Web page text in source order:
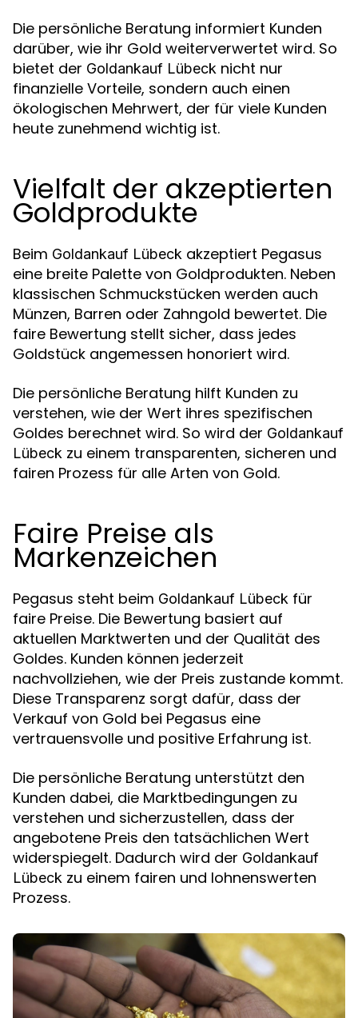
Die persönliche Beratung informiert Kunden
darüber, wie ihr Gold weiterverwertet wird. So
bietet der Goldankauf Lübeck nicht nur
finanzielle Vorteile, sondern auch einen
ökologischen Mehrwert, der für viele Kunden
heute zunehmend wichtig ist.
Vielfalt der akzeptierten
Goldprodukte
Beim Goldankauf Lübeck akzeptiert Pegasus
eine breite Palette von Goldprodukten. Neben
klassischen Schmuckstücken werden auch
Münzen, Barren oder Zahngold bewertet. Die
faire Bewertung stellt sicher, dass jedes
Goldstück angemessen honoriert wird.
Die persönliche Beratung hilft Kunden zu
verstehen, wie der Wert ihres spezifischen
Goldes berechnet wird. So wird der Goldankauf
Lübeck zu einem transparenten, sicheren und
fairen Prozess für alle Arten von Gold.
Faire Preise als
Markenzeichen
Pegasus steht beim Goldankauf Lübeck für
faire Preise. Die Bewertung basiert auf
aktuellen Marktwerten und der Qualität des
Goldes. Kunden können jederzeit
nachvollziehen, wie der Preis zustande kommt.
Diese Transparenz sorgt dafür, dass der
Verkauf von Gold bei Pegasus eine
vertrauensvolle und positive Erfahrung ist.
Die persönliche Beratung unterstützt den
Kunden dabei, die Marktbedingungen zu
verstehen und sicherzustellen, dass der
angebotene Preis den tatsächlichen Wert
widerspiegelt. Dadurch wird der Goldankauf
Lübeck zu einem fairen und lohnenswerten
Prozess.